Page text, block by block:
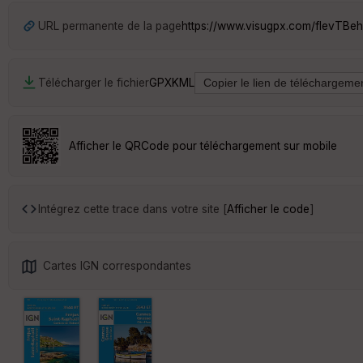
URL permanente de la pagehttps://www.visugpx.com/
Télécharger le fichierGPXKML
Afficher le QRCode pour téléchargement sur mobile
Intégrez cette trace dans votre site [Afficher le code]
Cartes IGN correspondantes